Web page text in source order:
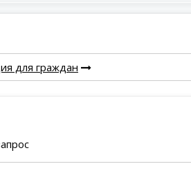
для граждан